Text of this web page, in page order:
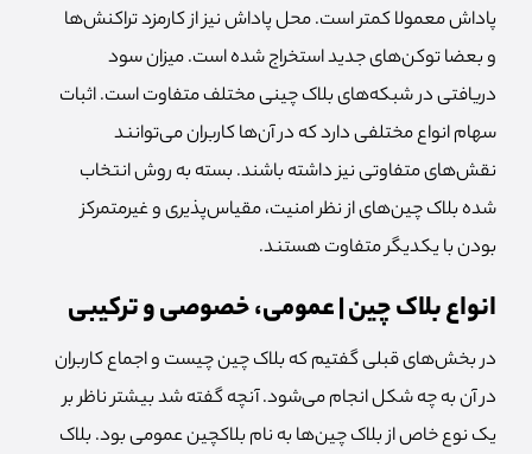
پاداش معمولا کمتر است. محل پاداش نیز از کارمزد تراکنش‌ها
و بعضا توکن‌های جدید استخراج شده است. میزان سود
دریافتی در شبکه‌های بلاک چینی مختلف متفاوت است. اثبات
سهام انواع مختلفی دارد که در آن‌ها کاربران می‌توانند
نقش‌های متفاوتی نیز داشته باشند. بسته به روش انتخاب
شده بلاک چین‌های از نظر امنیت، مقیاس‌پذیری و غیرمتمرکز
بودن با یکدیگر متفاوت هستند.
انواع بلاک چین | عمومی، خصوصی و ترکیبی
در بخش‌های قبلی گفتیم که بلاک چین چیست و اجماع کاربران
در آن به چه شکل انجام می‌شود. آنچه گفته شد بیشتر ناظر بر
یک نوع خاص از بلاک چین‌ها به نام بلاکچین عمومی بود. بلاک